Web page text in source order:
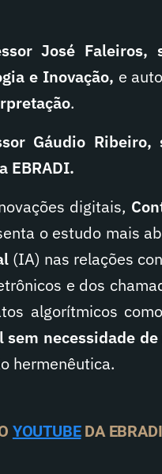
José Faleiros,
e Inovação, e
.
Gáudio Ribeiro,
EBRADI.
digitais,
o estudo mais
(IA) nas relações
e dos
algorítmicos
necessidade
hermenêutica.
YOUTUBEDA